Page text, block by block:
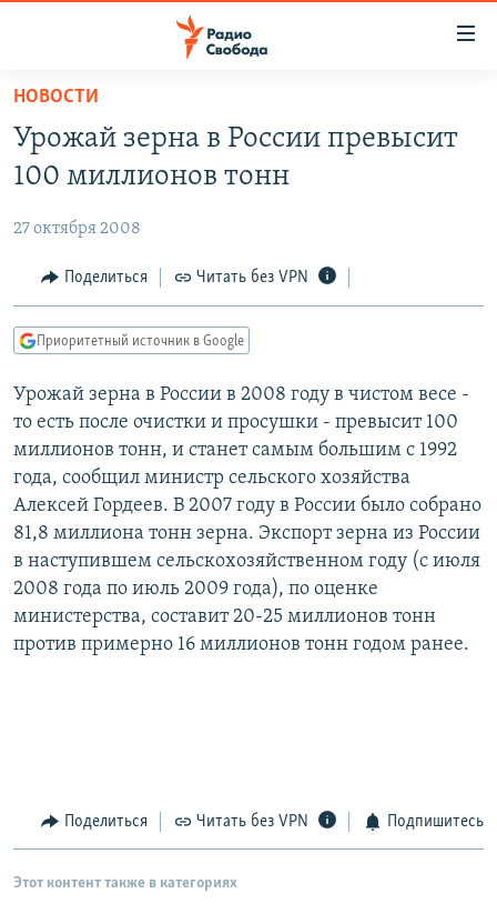
упрощенного
доступа
Вернуться
основному
Вернутся
главной
навигации
Вернутся
поиску
ПОДКАСТЫ
ЦИТАТЫ СВОБОДЫ
МНЕНИЯ
IDEL.РЕАЛИИ
КАВКАЗ.РЕАЛИИ
СИБИРЬ.РЕАЛИИ
РАСПИСАНИЕ ВЕЩАНИЯ
ПОДПИШИТЕСЬ НА РАССЫЛКУ
СОЦИАЛЬНЫЕ СЕТИ
НОВОСТИ
Урожай зерна в России превысит
100 миллионов тонн
27 октября 2008
Поделиться Читать без VPN
Приоритетный источник в Google
Урожай зерна в России в 2008 году в чистом весе -
то есть после очистки и просушки - превысит 100
миллионов тонн, и станет самым большим с 1992
года, сообщил министр сельского хозяйства
Алексей Гордеев. В 2007 году в России было собрано
81,8 миллиона тонн зерна. Экспорт зерна из России
в наступившем сельскохозяйственном году (с июля
2008 года по июль 2009 года), по оценке
министерства, составит 20-25 миллионов тонн
против примерно 16 миллионов тонн годом ранее.
Поделиться Читать без VPN Подпишитесь
Этот контент также в категориях